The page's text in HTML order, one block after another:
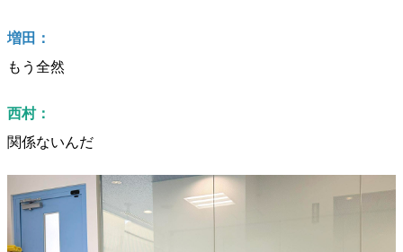
増田：
もう全然
西村：
関係ないんだ